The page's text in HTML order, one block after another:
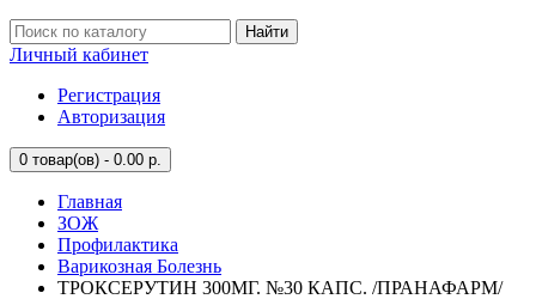
Найти
Личный кабинет
Регистрация
Авторизация
0 товар(ов) - 0.00 р.
Главная
ЗОЖ
Профилактика
Варикозная Болезнь
ТРОКСЕРУТИН 300МГ. №30 КАПС. /ПРАНАФАРМ/